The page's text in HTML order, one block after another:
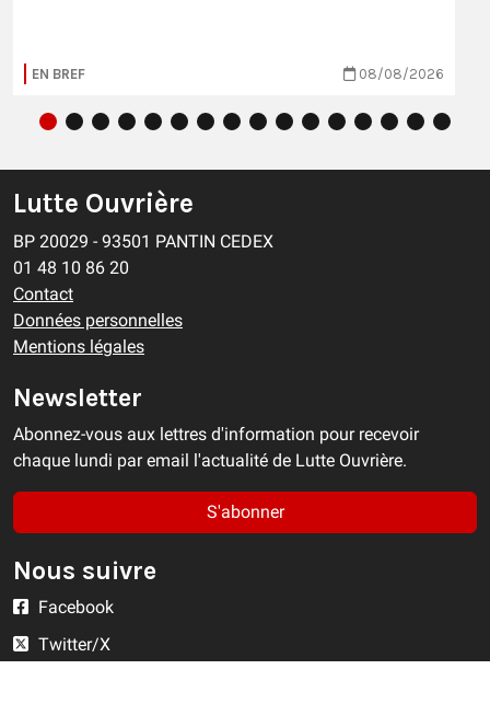
EN BREF 08/08/2026
Lutte Ouvrière
BP 20029 - 93501 PANTIN CEDEX
01 48 10 86 20
Contact
Données personnelles
Mentions légales
Newsletter
Abonnez-vous aux lettres d'information pour recevoir
chaque lundi par email l'actualité de Lutte Ouvrière.
S'abonner
Nous suivre
Facebook
Twitter/X